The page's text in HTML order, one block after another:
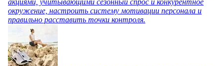
акциями, учитывающими сезонный спрос и конкурентное
окружение, настроить систему мотивации персонала и
правильно расставить точки контроля.